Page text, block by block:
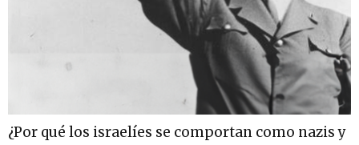
¿Por qué los israelíes se comportan como nazis y